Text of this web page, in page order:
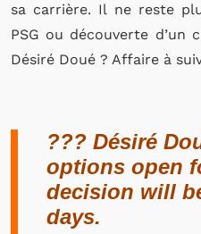
sa carrière. Il ne reste
PSG ou découverte d’un
Désiré Doué ? Affaire à
??? Désiré
options open
decision will
days.